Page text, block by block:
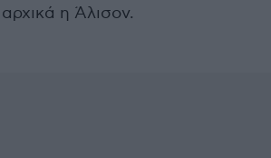
η Άλισον.